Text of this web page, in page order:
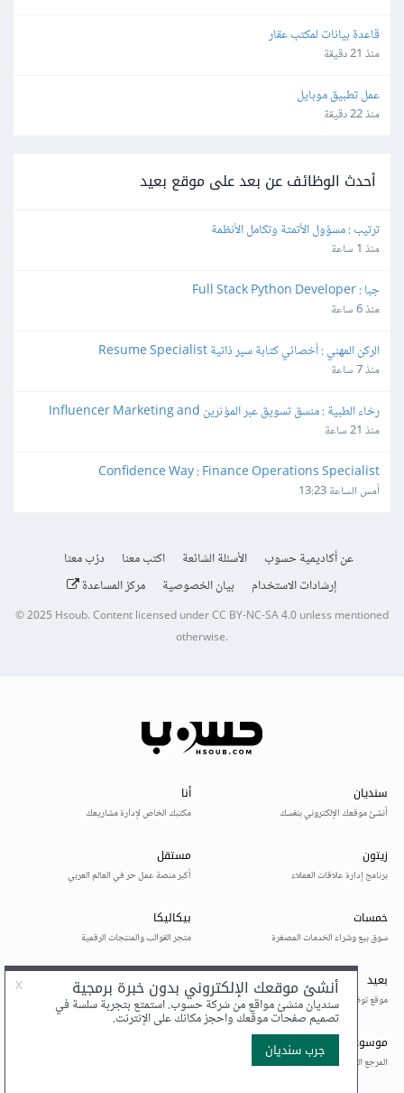
قاعدة بيانات لمكتب عقار
منذ 21 دقيقة
عمل تطبيق موبايل
منذ 22 دقيقة
أحدث الوظائف عن بعد على موقع بعيد
ترتيب : مسؤول الأتمتة وتكامل الأنظمة
منذ 1 ساعة
جبا : Full Stack Python Developer
منذ 6 ساعة
الركن المهني : أخصائي كتابة سير ذاتية Resume Specialist
منذ 7 ساعة
Production Coordinator
منذ 21 ساعة
Confidence Way : Finance Operations Specialist
أمس الساعة 13:23
عن أكاديمية حسوب الأسئلة الشائعة اكتب معنا
درّب معنا
إرشادات الاستخدام
بيان الخصوصية مركز المساعدة
© 2025 Hsoub.Content licensed underCC BY-NC-SA 4.0unless mentioned
otherwise.